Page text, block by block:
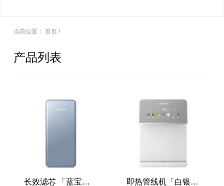
当前位置： 首页/
产品列表
长效滤芯 「蓝宝石」 即热管线机「白银水墨」